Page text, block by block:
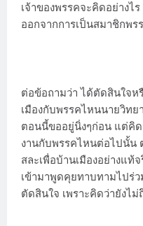
เจ้าของพรรคจะคิดอย่างไ
ออกจากการเป็นสมาชิกพร
ต่อข้อถามว่า ได้ตัดสินใจห
เมืองกับพรรคไหนนายวิทย
ตอนนี้ขออยู่นิ่งๆก่อน แต่คิด
งานกับพรรคไหนต่อไปนั้น
สละเพื่อบ้านเมืองอย่างแ
เข้ามาพูดคุยทาบทามไปร่
ตัดสินใจ เพราะคิดว่ายังไม่